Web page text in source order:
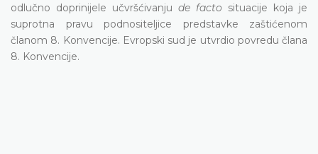
odlučno doprinijele učvršćivanju de facto situacije koja je
suprotna pravu podnositeljice predstavke zaštićenom
članom 8. Konvencije. Evropski sud je utvrdio povredu člana
8. Konvencije.